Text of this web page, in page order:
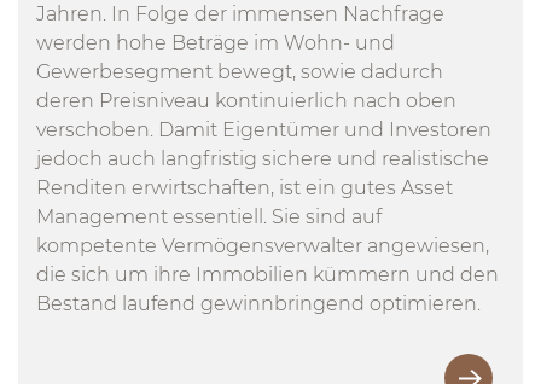
Jahren. In Folge der immensen Nachfrage
werden hohe Beträge im Wohn- und
Gewerbesegment bewegt, sowie dadurch
deren Preisniveau kontinuierlich nach oben
verschoben. Damit Eigentümer und Investoren
jedoch auch langfristig sichere und realistische
Renditen erwirtschaften, ist ein gutes Asset
Management essentiell. Sie sind auf
kompetente Vermögensverwalter angewiesen,
die sich um ihre Immobilien kümmern und den
Bestand laufend gewinnbringend optimieren.